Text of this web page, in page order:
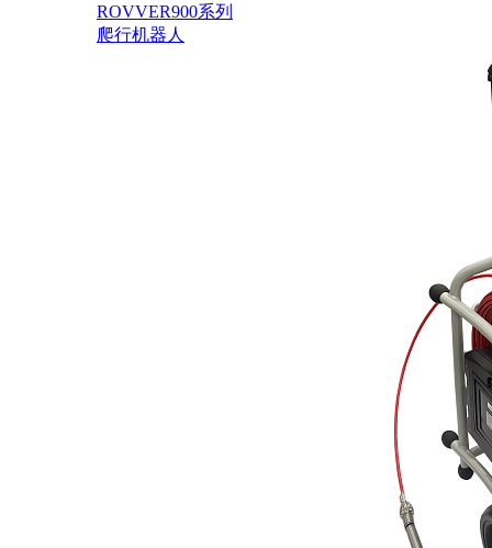
ROVVER900系列
爬行机器人